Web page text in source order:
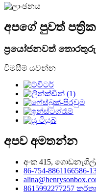
අපගේ පුවත්
ප්‍රයෝජනවත්
විමසීම් යවන්න
අපව අමතන්න
අංක 415, ගොඩනැගිල්ල
86-754-8861166586-
8615992277257